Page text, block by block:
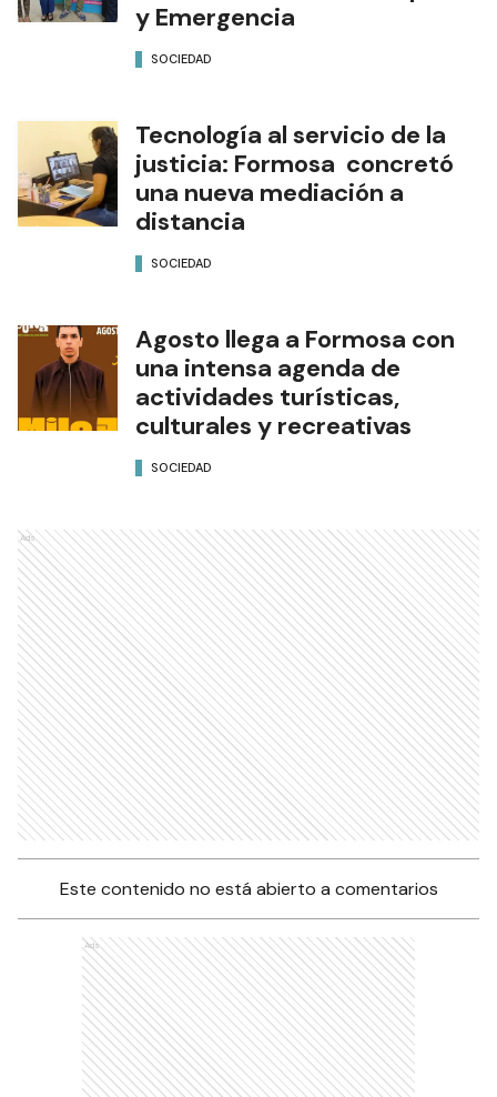
y Emergencia
SOCIEDAD
Tecnología al servicio de la
justicia: Formosa concretó
una nueva mediación a
distancia
SOCIEDAD
Agosto llega a Formosa con
una intensa agenda de
actividades turísticas,
culturales y recreativas
SOCIEDAD
Ads
Este contenido no está abierto a comentarios
Ads